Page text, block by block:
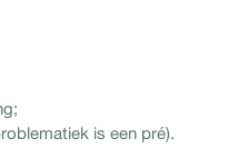
is een pré).